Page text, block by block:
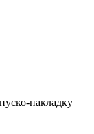
накладку